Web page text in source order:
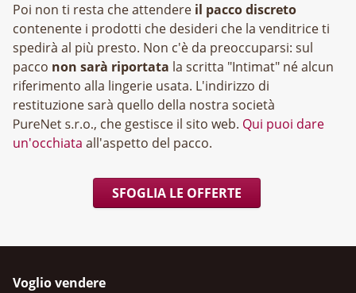
Poi non ti resta che attendere il pacco discreto
contenente i prodotti che desideri che la venditrice ti
spedirà al più presto. Non c'è da preoccuparsi: sul
pacco non sarà riportata la scritta "Intimat" né alcun
riferimento alla lingerie usata. L'indirizzo di
restituzione sarà quello della nostra società
, che gestisce il sito web. Qui puoi dare
un'occhiata all'aspetto del pacco.
SFOGLIA LE OFFERTE
Voglio vendere